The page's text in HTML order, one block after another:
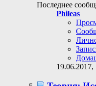
Последнее
Phileas
19.06.2017,